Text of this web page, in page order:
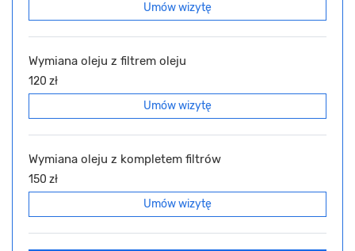
Umów wizytę
Wymiana oleju z filtrem oleju
120 zł
Umów wizytę
Wymiana oleju z kompletem filtrów
150 zł
Umów wizytę